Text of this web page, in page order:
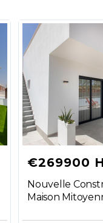
€269900
Nouvelle
Maison